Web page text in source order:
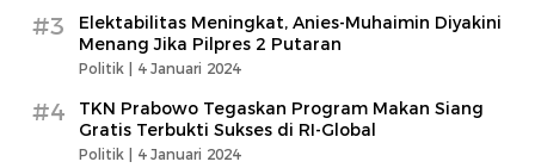
#3
Elektabilitas Meningkat, Anies-Muhaimin Diyakini
Menang Jika Pilpres 2 Putaran
Politik | 4 Januari 2024
#4
TKN Prabowo Tegaskan Program Makan Siang
Gratis Terbukti Sukses di RI-Global
Politik | 4 Januari 2024